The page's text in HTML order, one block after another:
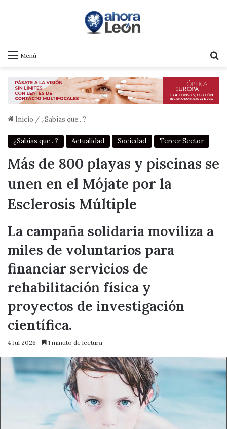
Menú
Inicio / ¿Sabías que...?
¿Sabías que...? Actualidad Sociedad Tercer Sector
Más de 800 playas y piscinas se
unen en el Mójate por la
Esclerosis Múltiple
La campaña solidaria moviliza a
miles de voluntarios para
financiar servicios de
rehabilitación física y
proyectos de investigación
científica.
4 Jul 2026 1 minuto de lectura